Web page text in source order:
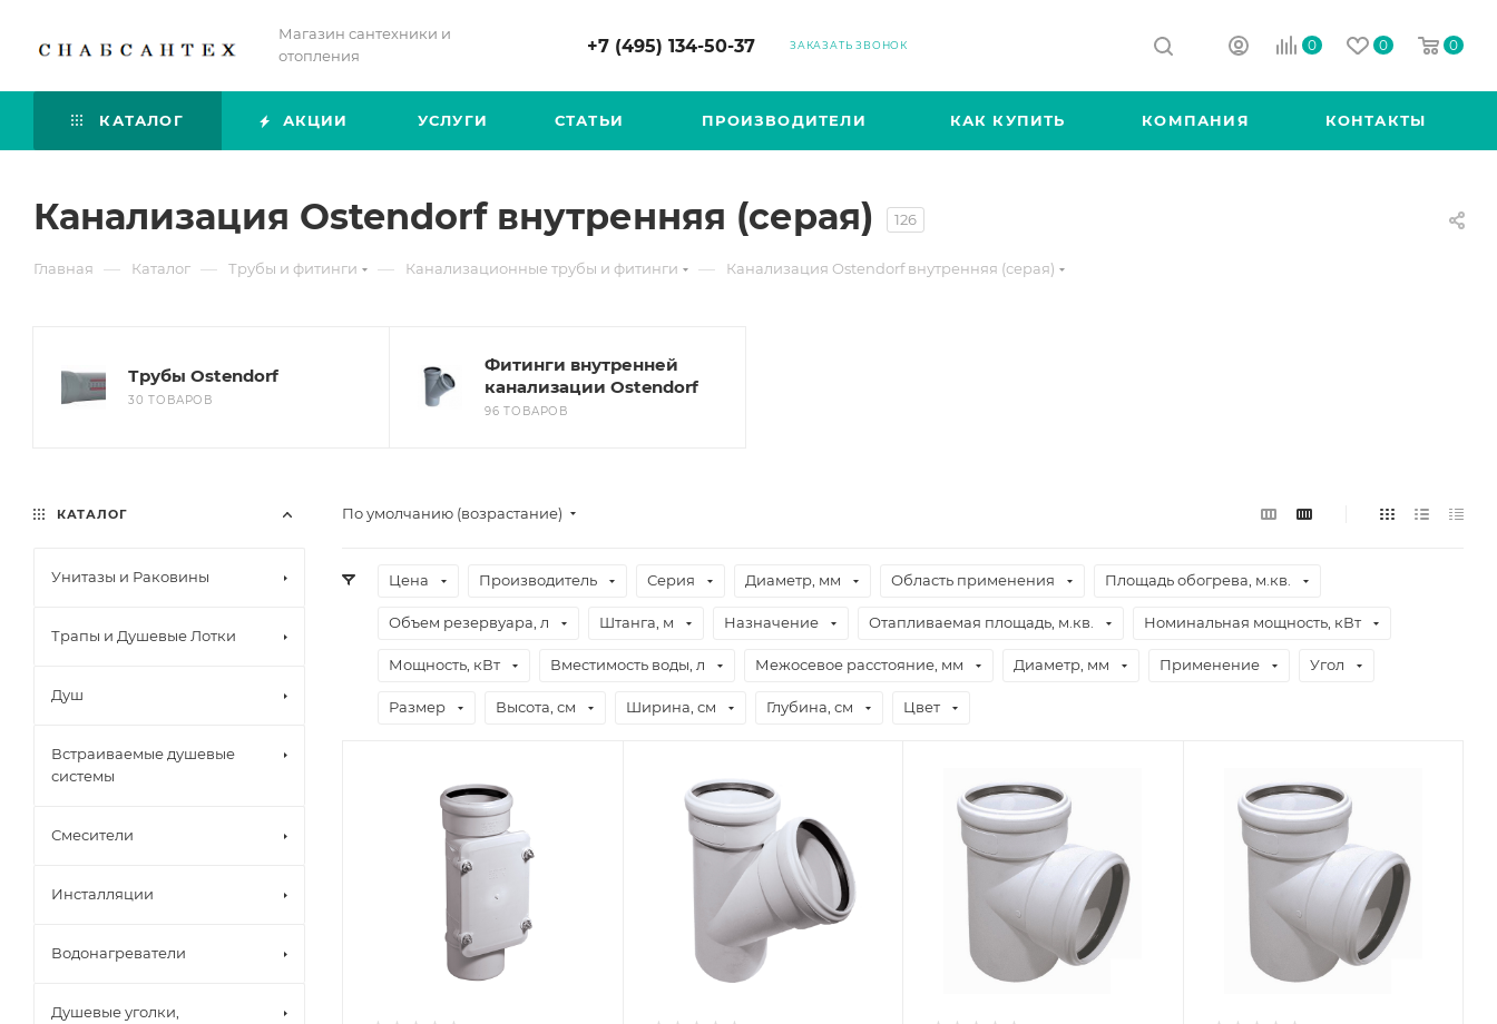
Магазин сантехники и
отопления
+7 (495) 134-50-37 ЗАКАЗАТЬ ЗВОНОК 0 0 0
КАТАЛОГ АКЦИИ УСЛУГИ СТАТЬИ ПРОИЗВОДИТЕЛИ КАК КУПИТЬ КОМПАНИЯ КОНТАКТЫ
Канализация Ostendorf внутренняя (серая) 126
Главная — Каталог — Трубы и фитинги — Канализационные трубы и фитинги — Канализация Ostendorf внутренняя (серая)
Трубы Ostendorf
30 ТОВАРОВ
Фитинги внутренней
канализации Ostendorf
96 ТОВАРОВ
По умолчанию (возрастание)
Цена Производитель Серия Диаметр, мм Область применения Площадь обогрева, м.кв.
Объем резервуара, л Штанга, м Назначение Отапливаемая площадь, м.кв. Номинальная мощность, кВт
Мощность, кВт Вместимость воды, л Межосевое расстояние, мм Диаметр, мм Применение Угол
Размер Высота, см Ширина, см Глубина, см Цвет
КАТАЛОГ
Унитазы и Раковины
Трапы и Душевые Лотки
Душ
Встраиваемые душевые
системы
Смесители
Инсталляции
Водонагреватели
Душевые уголки,